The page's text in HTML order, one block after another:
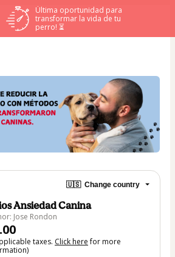
Última oportunidad para
transformar la vida de tu
perro! ⏳
🇺🇸 Change country
Ansiedad Canina
Jose Rondon
taxes. Click herefor more